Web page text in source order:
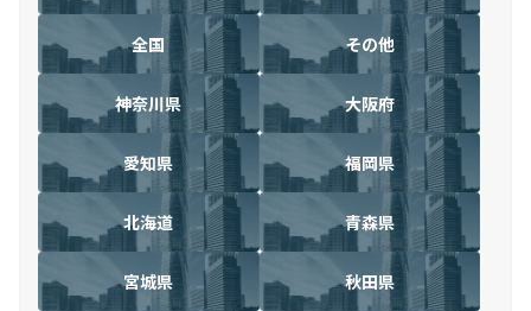
全国 その他
神奈川県 大阪府
愛知県 福岡県
北海道 青森県
宮城県 秋田県